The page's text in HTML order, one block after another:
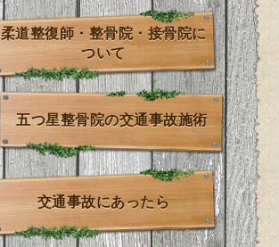
柔道整復師・整骨院・接骨院に
ついて
五つ星整骨院の交通事故施術
交通事故にあったら